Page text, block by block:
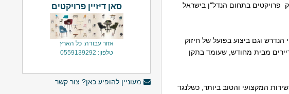
פרויקטים בתחום הנדל"ן בישראל
וגם ביצוע בפועל של חיזוק
נהנים הדיירים מבית מחודש, שעומד בתקן
המקצועי והטוב ביותר, כשלנגד
סאן דיזיין פרויקטים
אזור עבודה: כל הארץ
טלפון: 0559139292
מעוניין להופיע כאן? צור קשר